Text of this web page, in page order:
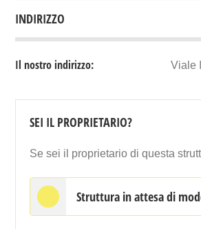
INDIRIZZO
Il nostro indirizzo: Viale
SEI IL PROPRIETARIO?
Se sei il proprietario di questa
Struttura in attesa di